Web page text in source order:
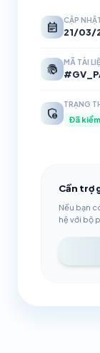
event_note CẬP
21/03/
fingerprint MÃ TÀI
admin_panel_settings
TRẠNG
Đã
Cần trợ
Nếu bạn
hệ với bộ